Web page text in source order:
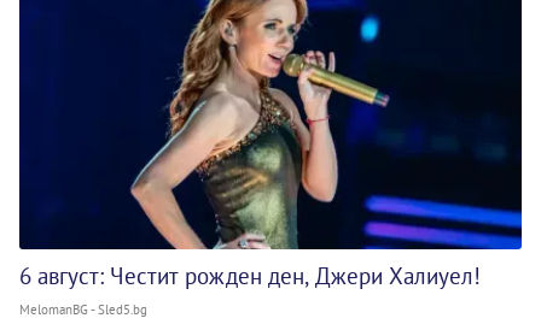
6 август: Честит рожден ден, Джери Халиуел!
MelomanBG - Sled5.bg